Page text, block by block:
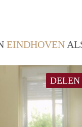
EINDHOVEN
DELEN